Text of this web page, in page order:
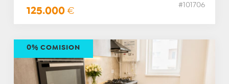
125.000 €
#101706
0% COMISION